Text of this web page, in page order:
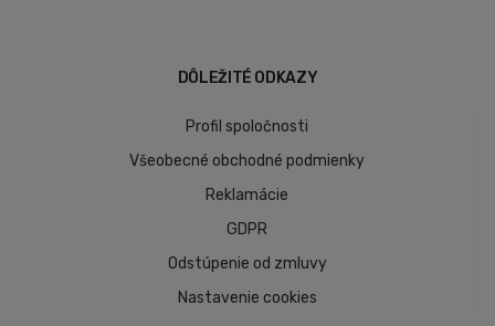
DÔLEŽITÉ ODKAZY
Profil spoločnosti
Všeobecné obchodné podmienky
Reklamácie
GDPR
Odstúpenie od zmluvy
Nastavenie cookies